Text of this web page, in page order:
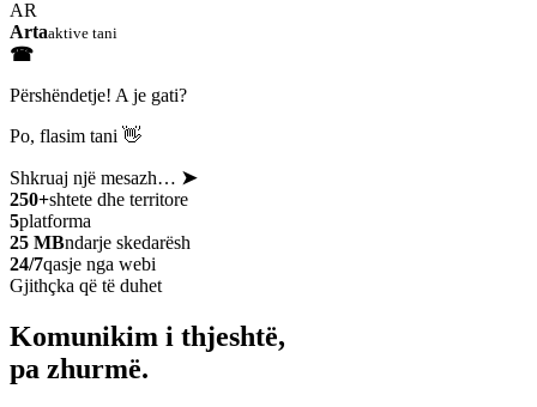
AR
Artaaktive tani
☎
Përshëndetje! A je gati?
Po, flasim tani 👋
Shkruaj një mesazh… ➤
250+shtete dhe territore
5platforma
25 MBndarje skedarësh
24/7qasje nga webi
Gjithçka që të duhet
Komunikim i thjeshtë,
pa zhurmë.